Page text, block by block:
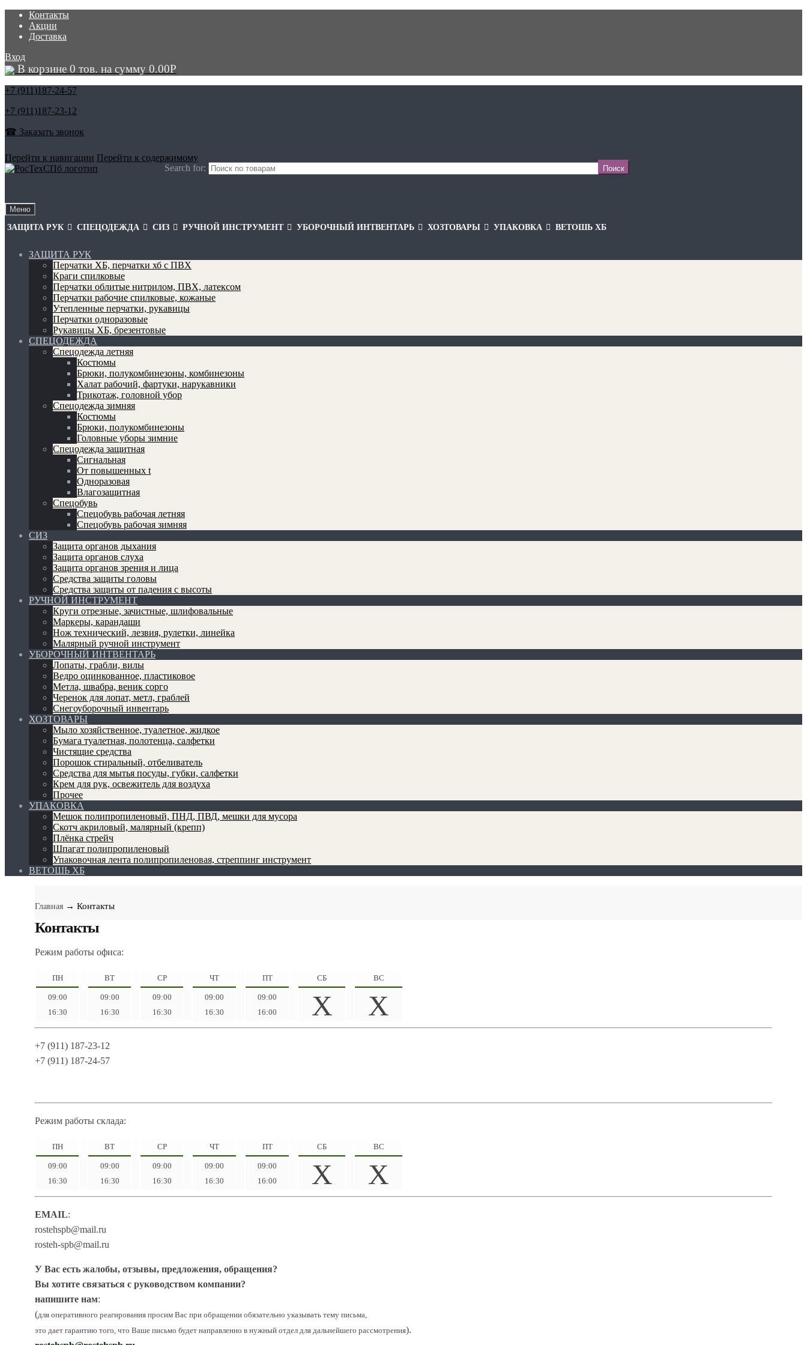
Контакты
Акции
Доставка
Вход
В корзине 0 тов. на сумму 0.00Р
+7 (911)187-24-57
+7 (911)187-23-12
☎ Заказать звонок
Search for:
Перейти к навигации Перейти к содержимому
Меню
ЗАЩИТА РУК
СПЕЦОДЕЖДА СИЗ РУЧНОЙ ИНСТРУМЕНТ УБОРОЧНЫЙ ИНТВЕНТАРЬ ХОЗТОВАРЫ УПАКОВКА ВЕТОШЬ ХБ
ЗАЩИТА РУК
Перчатки ХБ, перчатки хб с ПВХ
Краги спилковые
Перчатки облитые нитрилом, ПВХ, латексом
Перчатки рабочие спилковые, кожаные
Утепленные перчатки, рукавицы
Перчатки одноразовые
Рукавицы ХБ, брезентовые
СПЕЦОДЕЖДА
Спецодежда летняя
Костюмы
Брюки, полукомбинезоны, комбинезоны
Халат рабочий, фартуки, нарукавники
Трикотаж, головной убор
Спецодежда зимняя
Костюмы
Брюки, полукомбинезоны
Головные уборы зимние
Спецодежда защитная
Сигнальная
От повышенных t
Одноразовая
Влагозащитная
Спецобувь
Спецобувь рабочая летняя
Спецобувь рабочая зимняя
СИЗ
Защита органов дыхания
Защита органов слуха
Защита органов зрения и лица
Средства защиты головы
Средства защиты от падения с высоты
РУЧНОЙ ИНСТРУМЕНТ
Круги отрезные, зачистные, шлифовальные
Маркеры, карандаши
Нож технический, лезвия, рулетки, линейка
Малярный ручной инструмент
УБОРОЧНЫЙ ИНТВЕНТАРЬ
Лопаты, грабли, вилы
Ведро оцинкованное, пластиковое
Метла, швабра, веник сорго
Черенок для лопат, метл, граблей
Снегоуборочный инвентарь
ХОЗТОВАРЫ
Мыло хозяйственное, туалетное, жидкое
Бумага туалетная, полотенца, салфетки
Чистящие средства
Порошок стиральный, отбеливатель
Средства для мытья посуды, губки, салфетки
Крем для рук, освежитель для воздуха
Прочее
УПАКОВКА
Мешок полипропиленовый, ПНД, ПВД, мешки для мусора
Скотч акриловый, малярный (крепп)
Плёнка стрейч
Шпагат полипропиленовый
Упаковочная лента полипропиленовая, стреппинг инструмент
ВЕТОШЬ ХБ
Главная → Контакты
Контакты
Режим работы офиса:
ПН ВТ СР ЧТ ПТ СБ ВС
09:00
16:30
09:00
16:30
09:00
16:30
09:00
16:30
09:00
16:00
X X
+7 (911) 187-23-12
+7 (911) 187-24-57
Режим работы склада:
ПН ВТ СР ЧТ ПТ СБ ВС
09:00
16:30
09:00
16:30
09:00
16:30
09:00
16:30
09:00
16:00
X X
EMAIL:
rostehspb@mail.ru
rosteh-spb@mail.ru
У Вас есть жалобы, отзывы, предложения, обращения?
Вы хотите связаться с руководством компании?
напишите нам:
(для оперативного реагирования просим Вас при обращении обязательно указывать тему письма,
это дает гарантию того, что Ваше письмо будет направленно в нужный отдел для дальнейшего рассмотрения).